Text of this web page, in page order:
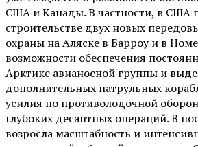
США и Канады. В частности, в США
строительстве двух новых
охраны на Аляске в Барроу и в
возможности обеспечения
Арктике авианосной группы и
дополнительных патрульных
усилия по противолодочной
глубоких десантных операций. В
возросла масштабность и